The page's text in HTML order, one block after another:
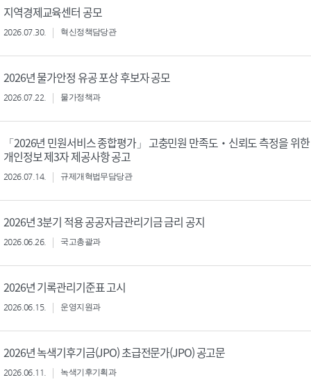
지역경제교육센터 공모
2026.07.30. 혁신정책담당관
2026년 물가안정 유공 포상 후보자 공모
2026.07.22. 물가정책과
「2026년 민원서비스 종합평가」 고충민원 만족도‧신뢰도 측정을 위한
개인정보 제3자 제공사항 공고
2026.07.14. 규제개혁법무담당관
2026년 3분기 적용 공공자금관리기금 금리 공지
2026.06.26. 국고총괄과
2026년 기록관리기준표 고시
2026.06.15. 운영지원과
2026년 녹색기후기금(JPO) 초급전문가(JPO) 공고문
2026.06.11. 녹색기후기획과